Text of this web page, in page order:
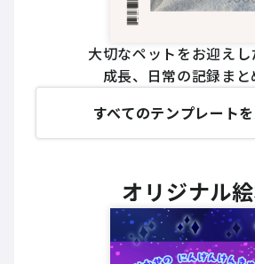
大切なペットをお迎えし
成長、日常の記録まと
すべてのテンプレート
オリジナル